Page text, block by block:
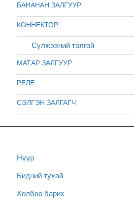
БАНАНАН ЗАЛГУУР
КОННЕКТОР
Сүлжээний толгой
МАТАР ЗАЛГУУР
РЕЛЕ
СЭЛГЭН ЗАЛГАГЧ
Нүүр
Бидний тухай
Холбоо барих